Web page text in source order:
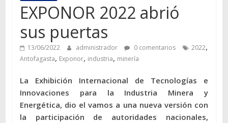
EXPONOR 2022 abrió
sus puertas
13/06/2022 administrador 0 comentarios 2022,
Antofagasta, Exponor, industria, minería
La Exhibición Internacional de Tecnologías e
Innovaciones para la Industria Minera y
Energética, dio el vamos a una nueva versión con
la participación de autoridades nacionales,